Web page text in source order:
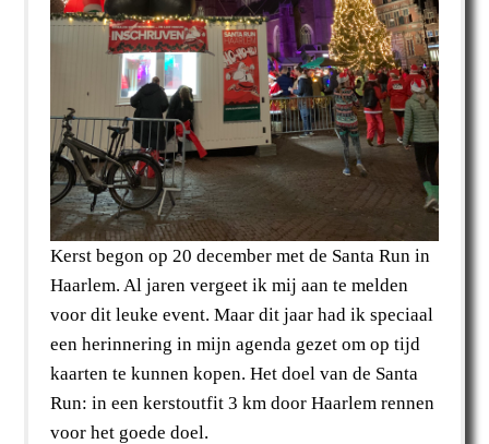
Kerst begon op 20 december met de Santa Run in
Haarlem. Al jaren vergeet ik mij aan te melden
voor dit leuke event. Maar dit jaar had ik speciaal
een herinnering in mijn agenda gezet om op tijd
kaarten te kunnen kopen. Het doel van de Santa
Run: in een kerstoutfit 3 km door Haarlem rennen
voor het goede doel.